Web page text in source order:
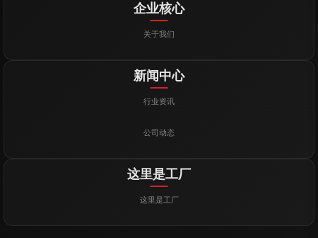
企业核心
关于我们
新闻中心
行业资讯
公司动态
这里是工厂
这里是工厂